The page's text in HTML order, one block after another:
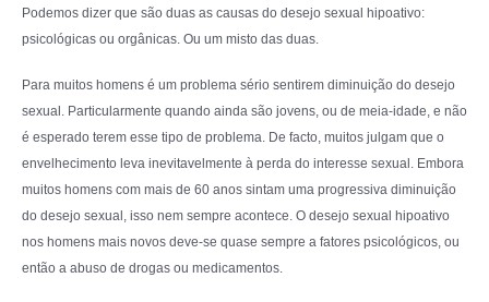
Podemos dizer que são duas as causas do desejo sexual hipoativo:
psicológicas ou orgânicas. Ou um misto das duas.
Para muitos homens é um problema sério sentirem diminuição do desejo
sexual. Particularmente quando ainda são jovens, ou de meia-idade, e não
é esperado terem esse tipo de problema. De facto, muitos julgam que o
envelhecimento leva inevitavelmente à perda do interesse sexual. Embora
muitos homens com mais de 60 anos sintam uma progressiva diminuição
do desejo sexual, isso nem sempre acontece. O desejo sexual hipoativo
nos homens mais novos deve-se quase sempre a fatores psicológicos, ou
então a abuso de drogas ou medicamentos.